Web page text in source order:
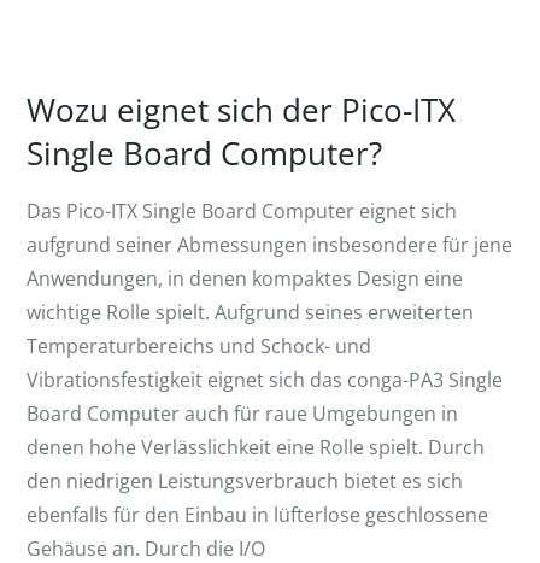
Wozu eignet sich der Pico-ITX
Single Board Computer?
Das Pico-ITX Single Board Computer eignet sich
aufgrund seiner Abmessungen insbesondere für jene
Anwendungen, in denen kompaktes Design eine
wichtige Rolle spielt. Aufgrund seines erweiterten
Temperaturbereichs und Schock- und
Vibrationsfestigkeit eignet sich das conga-PA3 Single
Board Computer auch für raue Umgebungen in
denen hohe Verlässlichkeit eine Rolle spielt. Durch
den niedrigen Leistungsverbrauch bietet es sich
ebenfalls für den Einbau in lüfterlose geschlossene
Gehäuse an. Durch die I/O